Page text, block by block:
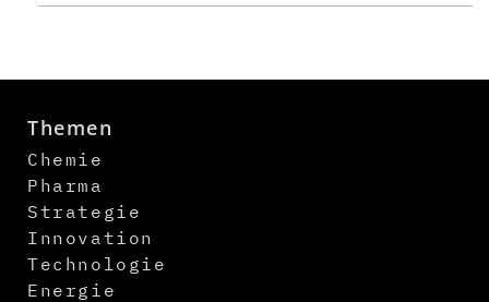
Themen
Chemie
Pharma
Strategie
Innovation
Technologie
Energie